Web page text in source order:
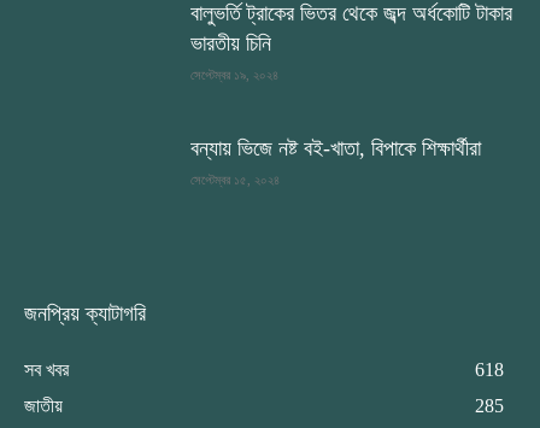
বালুভর্তি ট্রাকের ভিতর থেকে জব্দ অর্ধকোটি টাকার
ভারতীয় চিনি
সেপ্টেম্বর ১৯, ২০২৪
বন্যায় ভিজে নষ্ট বই-খাতা, বিপাকে শিক্ষার্থীরা
সেপ্টেম্বর ১৫, ২০২৪
জনপ্রিয় ক্যাটাগরি
সব খবর
618
জাতীয়
285